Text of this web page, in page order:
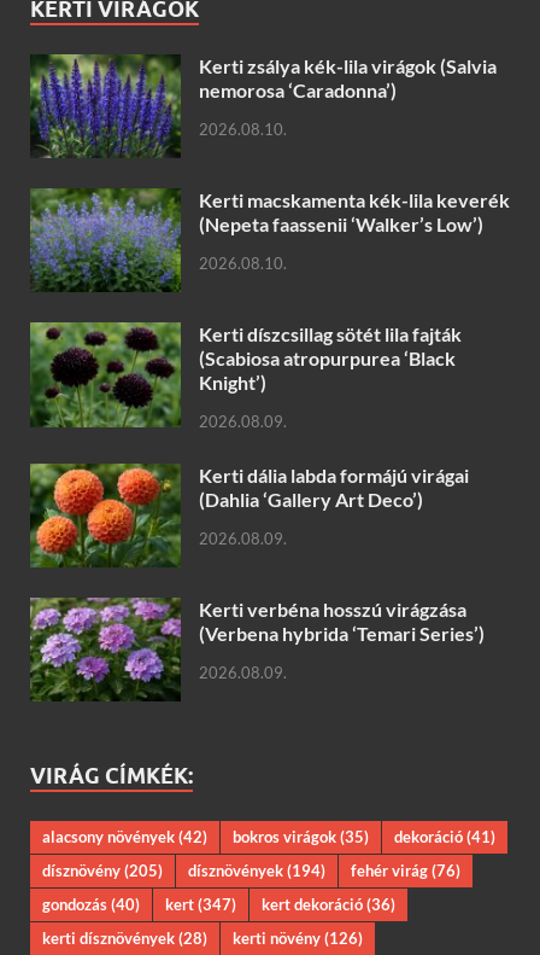
KERTI VIRÁGOK
Kerti zsálya kék-lila virágok (Salvia
nemorosa ‘Caradonna’)
2026.08.10.
Kerti macskamenta kék-lila keverék
(Nepeta faassenii ‘Walker’s Low’)
2026.08.10.
Kerti díszcsillag sötét lila fajták
(Scabiosa atropurpurea ‘Black
Knight’)
2026.08.09.
Kerti dália labda formájú virágai
(Dahlia ‘Gallery Art Deco’)
2026.08.09.
Kerti verbéna hosszú virágzása
(Verbena hybrida ‘Temari Series’)
2026.08.09.
VIRÁG CÍMKÉK:
alacsony növények(42) bokros virágok(35) dekoráció(41)
dísznövény(205) dísznövények(194) fehér virág(76)
gondozás(40) kert(347) kert dekoráció(36)
kerti dísznövények(28) kerti növény(126)